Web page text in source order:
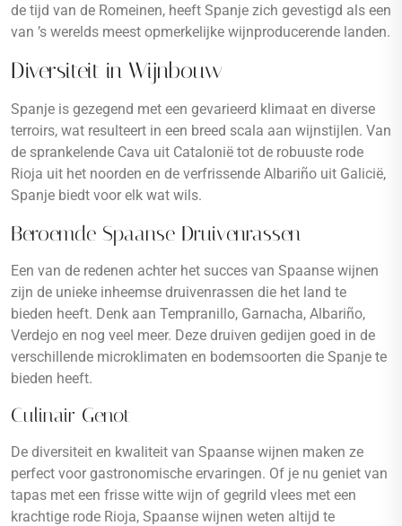
de tijd van de Romeinen, heeft Spanje zich gevestigd als een
van ’s werelds meest opmerkelijke wijnproducerende landen.
Diversiteit in Wijnbouw
Spanje is gezegend met een gevarieerd klimaat en diverse
terroirs, wat resulteert in een breed scala aan wijnstijlen. Van
de sprankelende Cava uit Catalonië tot de robuuste rode
Rioja uit het noorden en de verfrissende Albariño uit Galicië,
Spanje biedt voor elk wat wils.
Beroemde Spaanse Druivenrassen
Een van de redenen achter het succes van Spaanse wijnen
zijn de unieke inheemse druivenrassen die het land te
bieden heeft. Denk aan Tempranillo, Garnacha, Albariño,
Verdejo en nog veel meer. Deze druiven gedijen goed in de
verschillende microklimaten en bodemsoorten die Spanje te
bieden heeft.
Culinair Genot
De diversiteit en kwaliteit van Spaanse wijnen maken ze
perfect voor gastronomische ervaringen. Of je nu geniet van
tapas met een frisse witte wijn of gegrild vlees met een
krachtige rode Rioja, Spaanse wijnen weten altijd te